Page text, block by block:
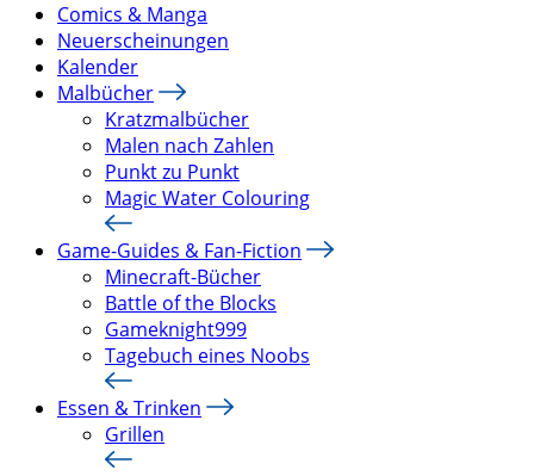
Comics & Manga
Neuerscheinungen
Kalender
Malbücher
Kratzmalbücher
Malen nach Zahlen
Punkt zu Punkt
Magic Water Colouring
Game-Guides & Fan-Fiction
Minecraft-Bücher
Battle of the Blocks
Gameknight999
Tagebuch eines Noobs
Essen & Trinken
Grillen